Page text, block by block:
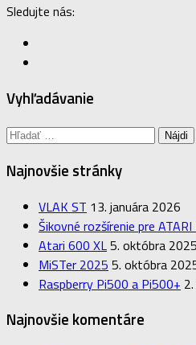
Sledujte nás:
Vyhľadávanie
Hľadať:
Najnovšie stránky
VLAK ST 13. januára 2026
Šikovné rozšírenie pre
Atari 600 XL5. októbra 2025
MiSTer 2025 5. októbra
Raspberry Pi500 a Pi500+
Najnovšie komentáre